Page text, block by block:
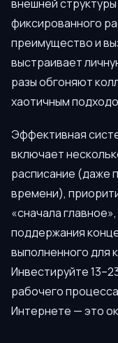
внешней
фиксированного
преимущество и
выстраивает
разы обгоняют
хаотичным
Эффективная
включает
расписание (даже
времени),
«сначала
поддержания
выполненного для
Инвестируйте
рабочего
Интернете — это